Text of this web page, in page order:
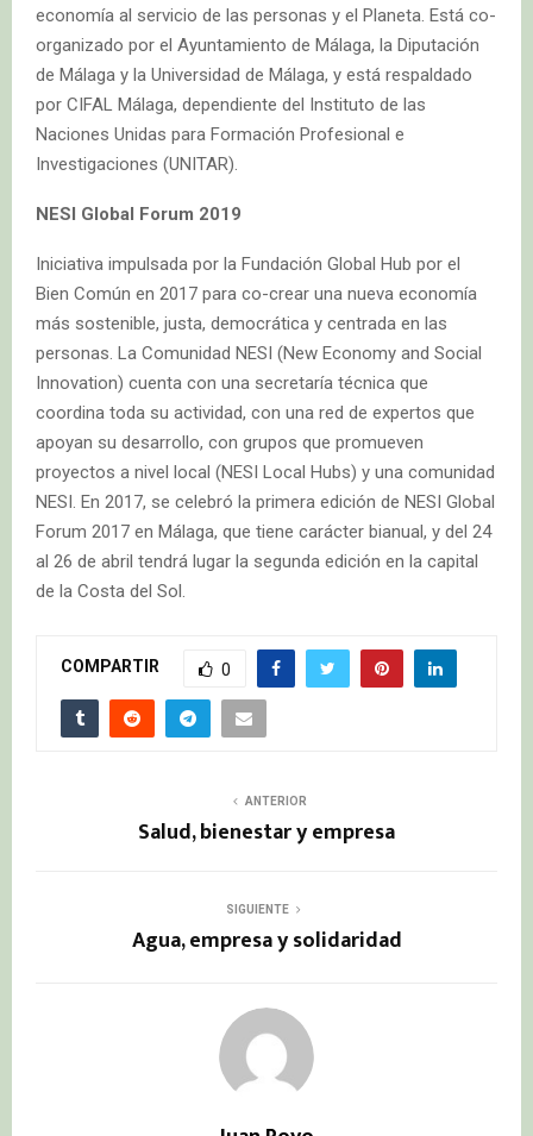
economía al servicio de las personas y el Planeta. Está co-
organizado por el Ayuntamiento de Málaga, la Diputación
de Málaga y la Universidad de Málaga, y está respaldado
por CIFAL Málaga, dependiente del Instituto de las
Naciones Unidas para Formación Profesional e
Investigaciones (UNITAR).
NESI Global Forum 2019
Iniciativa impulsada por la Fundación Global Hub por el
Bien Común en 2017 para co-crear una nueva economía
más sostenible, justa, democrática y centrada en las
personas. La Comunidad NESI (New Economy and Social
Innovation) cuenta con una secretaría técnica que
coordina toda su actividad, con una red de expertos que
apoyan su desarrollo, con grupos que promueven
proyectos a nivel local (NESI Local Hubs) y una comunidad
NESI. En 2017, se celebró la primera edición de NESI Global
Forum 2017 en Málaga, que tiene carácter bianual, y del 24
al 26 de abril tendrá lugar la segunda edición en la capital
de la Costa del Sol.
COMPARTIR 0
ANTERIOR
Salud, bienestar y empresa
SIGUIENTE
Agua, empresa y solidaridad